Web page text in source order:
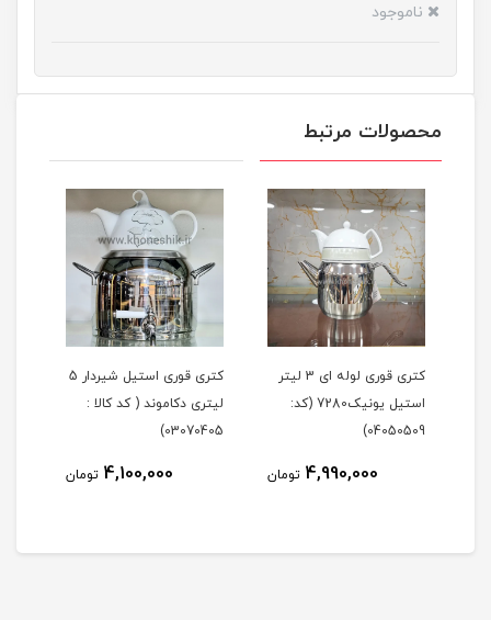
ناموجود
محصولات مرتبط
کتری قوری لوله ای 3 لیتر
استیل یونیک7280 (کد:
04050509)
4,990,000 تومان
کتری قوری استیل شیردار 5
لیتری دکاموند ( کد کالا :
03070405)
4,100,000 تومان